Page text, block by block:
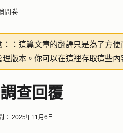
問卷
：這篇文章的翻譯只是為了方
理版本。你可以在這裡存取這些內
查回覆
： 2025年11月6日